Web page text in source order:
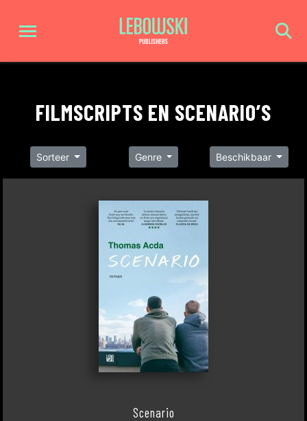
FILMSCRIPTS EN SCENARIO’S
Sorteer Genre Beschikbaar
Scenario